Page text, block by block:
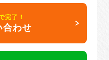
完了！
合わせ